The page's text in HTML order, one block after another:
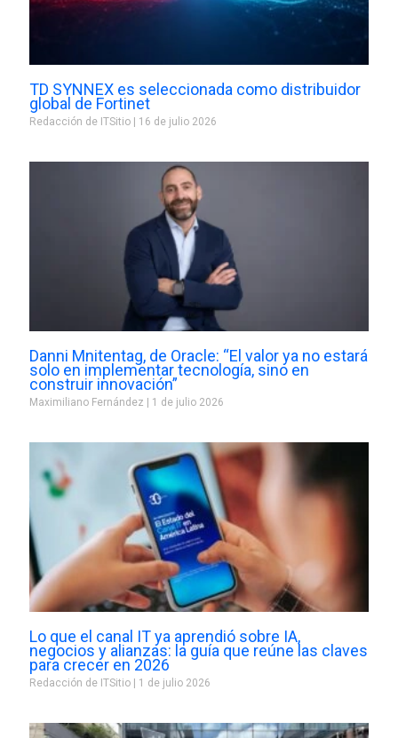
TD SYNNEX es seleccionada como distribuidor
global de Fortinet
Redacción de ITSitio 16 de julio 2026
Danni Mnitentag, de Oracle: “El valor ya no estará
solo en implementar tecnología, sino en
construir innovación”
Maximiliano Fernández 1 de julio 2026
Lo que el canal IT ya aprendió sobre IA,
negocios y alianzas: la guía que reúne las claves
para crecer en 2026
Redacción de ITSitio 1 de julio 2026